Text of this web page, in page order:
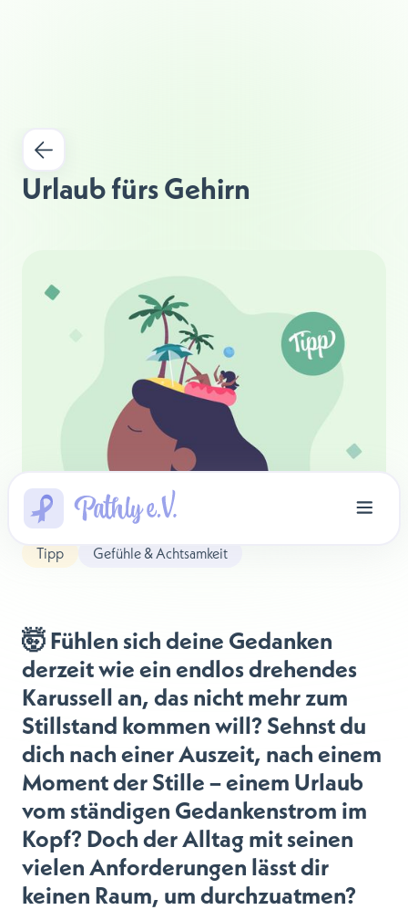
Urlaub fürs Gehirn
Tipp Gefühle & Achtsamkeit
🤯 Fühlen sich deine Gedanken
derzeit wie ein endlos drehendes
Karussell an, das nicht mehr zum
Stillstand kommen will? Sehnst du
dich nach einer Auszeit, nach einem
Moment der Stille – einem Urlaub
vom ständigen Gedankenstrom im
Kopf? Doch der Alltag mit seinen
vielen Anforderungen lässt dir
keinen Raum, um durchzuatmen?